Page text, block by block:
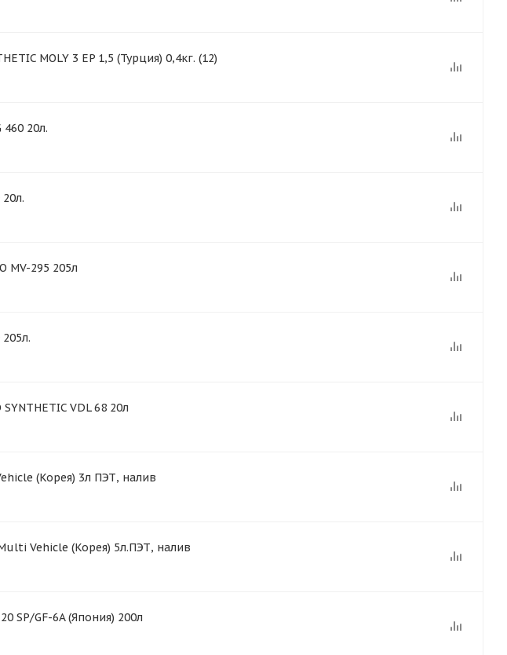
MOLY 3 EP 1,5 (Турция) 0,4кг. (12)
20л.
MV-295 205л
VDL 68 20л
(Корея) 3л ПЭТ, налив
Vehicle (Корея) 5л.ПЭТ, налив
SP/GF-6A (Япония) 200л